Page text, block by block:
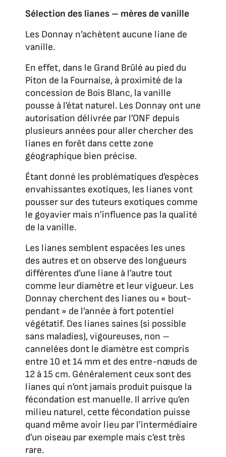
Sélection des lianes – mères de vanille
Les Donnay n’achètent aucune liane de
vanille.
En effet, dans le Grand Brûlé au pied du
Piton de la Fournaise, à proximité de la
concession de Bois Blanc, la vanille
pousse à l’état naturel. Les Donnay ont une
autorisation délivrée par l’ONF depuis
plusieurs années pour aller chercher des
lianes en forêt dans cette zone
géographique bien précise.
Étant donné les problématiques d’espèces
envahissantes exotiques, les lianes vont
pousser sur des tuteurs exotiques comme
le goyavier mais n’influence pas la qualité
de la vanille.
Les lianes semblent espacées les unes
des autres et on observe des longueurs
différentes d’une liane à l’autre tout
comme leur diamètre et leur vigueur. Les
Donnay cherchent des lianes ou « bout-
pendant » de l’année à fort potentiel
végétatif. Des lianes saines (si possible
sans maladies), vigoureuses, non –
cannelées dont le diamètre est compris
entre 10 et 14 mm et des entre-nœuds de
12 à 15 cm. Généralement ceux sont des
lianes qui n’ont jamais produit puisque la
fécondation est manuelle. Il arrive qu’en
milieu naturel, cette fécondation puisse
quand même avoir lieu par l’intermédiaire
d’un oiseau par exemple mais c’est très
rare.